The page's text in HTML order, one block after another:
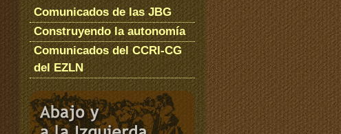
Comunicados de las JBG
Construyendo la autonomía
Comunicados del CCRI-CG
del EZLN